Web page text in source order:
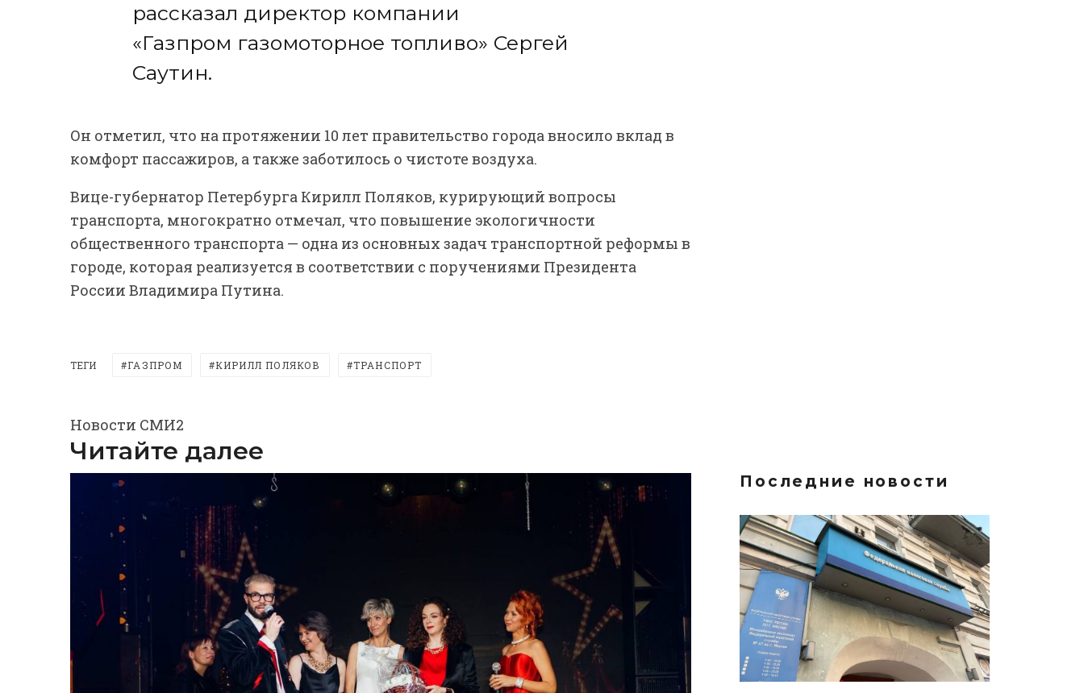
рассказал директор компании
«Газпром газомоторное топливо» Сергей
Саутин.
Он отметил, что на протяжении 10 лет правительство города вносило вклад в
комфорт пассажиров, а также заботилось о чистоте воздуха.
Вице-губернатор Петербурга Кирилл Поляков, курирующий вопросы
транспорта, многократно отмечал, что повышение экологичности
общественного транспорта — одна из основных задач транспортной реформы в
городе, которая реализуется в соответствии с поручениями Президента
России Владимира Путина.
ТЕГИ ГАЗПРОМ КИРИЛЛ ПОЛЯКОВ ТРАНСПОРТ
Новости СМИ2
Читайте далее
Последние новости